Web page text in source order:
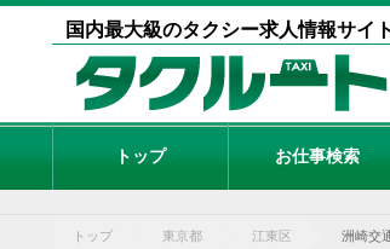
国内最大級のタクシー求人情報サイト
トップ お仕事検索
トップ 東京都 江東区 洲崎交